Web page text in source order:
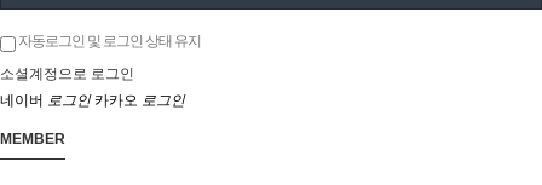
자동로그인 및 로그인 상태 유지
소셜계정으로 로그인
네이버 로그인 카카오 로그인
MEMBER